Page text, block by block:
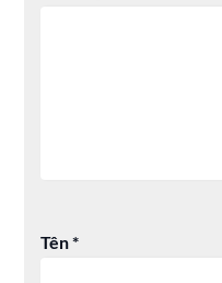
Tên*